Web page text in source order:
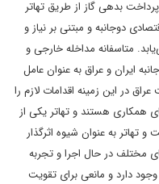
بدهی گاز از طریق تهاتر
دوجانبه و مبتنی بر نیاز و
متاسفانه مداخله خارجی و
ایران و عراق به عنوان عامل
در این زمینه اقدامات لازم را
همکاری هستند و تهاتر یکی از
به عنوان شیوه اثرگذار
مختلف در حال اجرا و تجربه
دارد و مانعی برای تقویت